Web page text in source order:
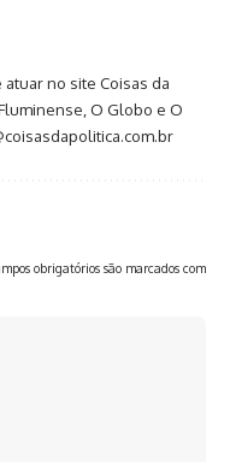
no site Coisas da
O Globo e O
obrigatórios são marcados com